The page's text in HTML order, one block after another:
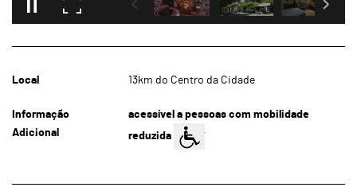
Local 13km do Centro da Cidade
Informação
Adicional
acessível a pessoas com mobilidade
reduzida